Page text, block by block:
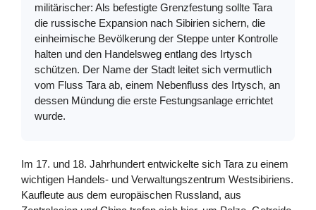
militärischer: Als befestigte Grenzfestung sollte Tara
die russische Expansion nach Sibirien sichern, die
einheimische Bevölkerung der Steppe unter Kontrolle
halten und den Handelsweg entlang des Irtysch
schützen. Der Name der Stadt leitet sich vermutlich
vom Fluss Tara ab, einem Nebenfluss des Irtysch, an
dessen Mündung die erste Festungsanlage errichtet
wurde.
Im 17. und 18. Jahrhundert entwickelte sich Tara zu einem
wichtigen Handels- und Verwaltungszentrum Westsibiriens.
Kaufleute aus dem europäischen Russland, aus